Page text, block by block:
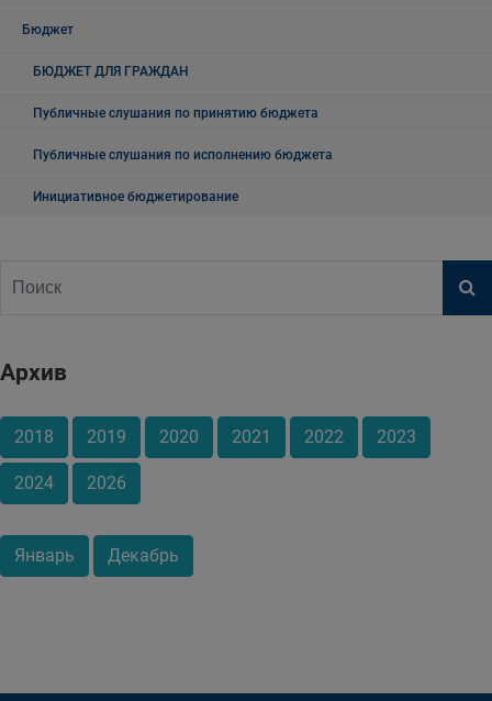
Бюджет
БЮДЖЕТ ДЛЯ ГРАЖДАН
Публичные слушания по принятию бюджета
Публичные слушания по исполнению бюджета
Инициативное бюджетирование
Архив
2018 2019 2020 2021 2022 2023
2024 2026
Январь Декабрь